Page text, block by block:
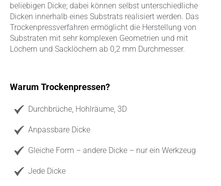
beliebigen Dicke; dabei können selbst unterschiedliche
Dicken innerhalb eines Substrats realisiert werden. Das
Trockenpressverfahren ermöglicht die Herstellung von
Substraten mit sehr komplexen Geometrien und mit
Löchern und Sacklöchern ab 0,2 mm Durchmesser.
Warum Trockenpressen?
Durchbrüche, Hohlräume, 3D
Anpassbare Dicke
Gleiche Form – andere Dicke – nur ein Werkzeug
Jede Dicke